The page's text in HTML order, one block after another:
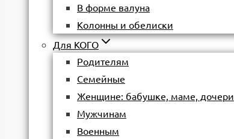
В форме валуна
Колонны и обелиски
Для КОГО
Родителям
Семейные
Женщине: бабушке, маме, дочери
Мужчинам
Военным